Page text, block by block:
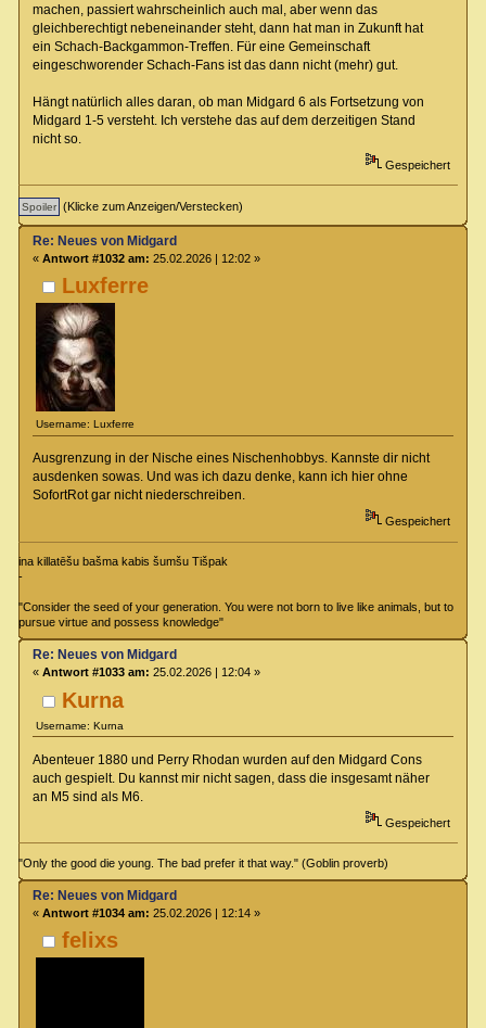
machen, passiert wahrscheinlich auch mal, aber wenn das
gleichberechtigt nebeneinander steht, dann hat man in Zukunft hat
ein Schach-Backgammon-Treffen. Für eine Gemeinschaft
eingeschworender Schach-Fans ist das dann nicht (mehr) gut.
Hängt natürlich alles daran, ob man Midgard 6 als Fortsetzung von
Midgard 1-5 versteht. Ich verstehe das auf dem derzeitigen Stand
nicht so.
Gespeichert
(Klicke zum Anzeigen/Verstecken)
Luxferre
Username: Luxferre
Re: Neues von Midgard
« Antwort #1032 am: 25.02.2026 | 12:02 »
Ausgrenzung in der Nische eines Nischenhobbys. Kannste dir nicht
ausdenken sowas. Und was ich dazu denke, kann ich hier ohne
SofortRot gar nicht niederschreiben.
Gespeichert
ina killatēšu bašma kabis šumšu Tišpak
-
"Consider the seed of your generation. You were not born to live like animals, but to
pursue virtue and possess knowledge"
Kurna
Username: Kurna
Re: Neues von Midgard
« Antwort #1033 am: 25.02.2026 | 12:04 »
Abenteuer 1880 und Perry Rhodan wurden auf den Midgard Cons
auch gespielt. Du kannst mir nicht sagen, dass die insgesamt näher
an M5 sind als M6.
Gespeichert
"Only the good die young. The bad prefer it that way." (Goblin proverb)
felixs
Re: Neues von Midgard
« Antwort #1034 am: 25.02.2026 | 12:14 »